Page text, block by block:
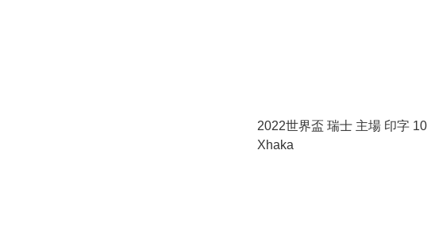
2022世界盃 瑞士 主場 印字 10
Xhaka